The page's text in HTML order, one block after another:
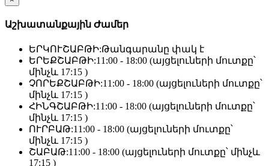
Աշխատանքային Ժամեր
ԵՐԿՈՒՇԱԲԹԻ:Թանգարանը փակ է
ԵՐԵՔՇԱԲԹԻ:11:00 - 18:00 (այցելուների մուտքը՝
մինչև 17:15 )
ՉՈՐԵՔՇԱԲԹԻ:11:00 - 18:00 (այցելուների մուտքը՝
մինչև 17:15 )
ՀԻՆԳՇԱԲԹԻ:11:00 - 18:00 (այցելուների մուտքը՝
մինչև 17:15 )
ՈՒՐԲԱԹ:11:00 - 18:00 (այցելուների մուտքը՝
մինչև 17:15 )
ՇԱԲԱԹ:11:00 - 18:00 (այցելուների մուտքը՝ մինչև
17:15 )